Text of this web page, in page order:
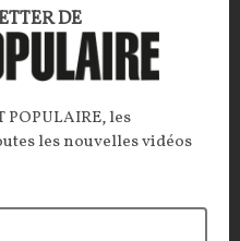
: Mitterrand et Ernst
allemand, ancien
à l’hôtel Majestic
bien que oui.
DE
POPULAIRE, les
les nouvelles vidéos